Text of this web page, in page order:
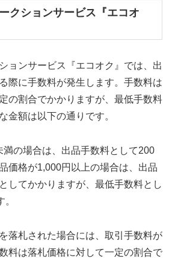
クションサービス『エコオ
ョンサービス『エコオク』では、出
際に手数料が発生します。手数料は
の割合でかかりますが、最低手数料
金額は以下の通りです。
満の場合は、出品手数料として200
価格が1,000円以上の場合は、出品
してかかりますが、最低手数料とし
落札された場合には、取引手数料が
料は落札価格に対して一定の割合で